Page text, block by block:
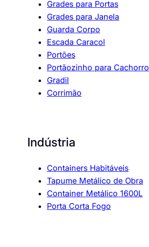
Grades para Portas
Grades para Janela
Guarda Corpo
Escada Caracol
Portões
Portãozinho para Cachorro
Gradil
Corrimão
Indústria
Containers Habitáveis
Tapume Metálico de Obra
Container Metálico 1600L
Porta Corta Fogo